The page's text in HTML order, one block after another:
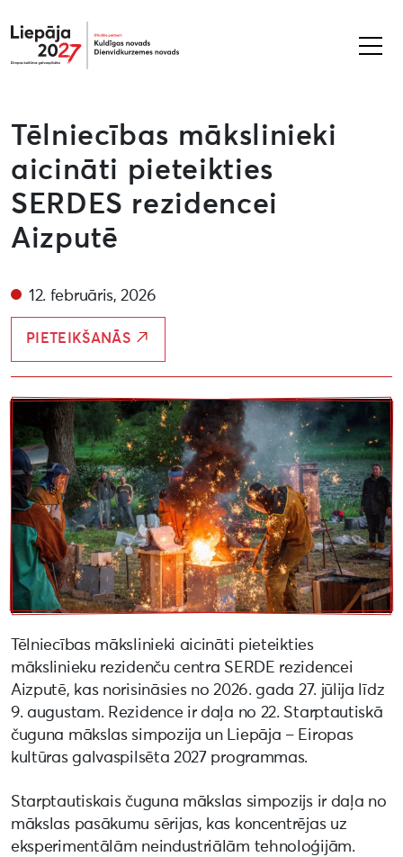
Liepāja2027
Tēlniecības mākslinieki
aicināti pieteikties
SERDES rezidencei
Aizputē
12. februāris, 2026
PIETEIKŠANĀS
Tēlniecības mākslinieki aicināti pieteikties
mākslinieku rezidenču centra SERDE rezidencei
Aizputē, kas norisināsies no 2026. gada 27. jūlija līdz
9. augustam. Rezidence ir daļa no 22. Starptautiskā
čuguna mākslas simpozija un Liepāja – Eiropas
kultūras galvaspilsēta 2027 programmas.
Starptautiskais čuguna mākslas simpozijs ir daļa no
mākslas pasākumu sērijas, kas koncentrējas uz
eksperimentālām neindustriālām tehnoloģijām.